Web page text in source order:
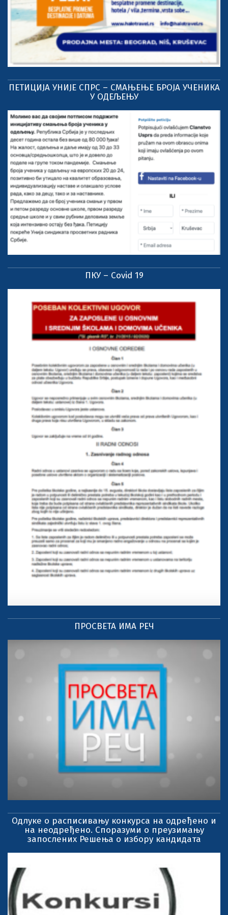
ПЕТИЦИЈА УНИЈЕ СПРС – СМАЊЕЊЕ БРОЈА УЧЕНИКА
У ОДЕЉЕЊУ
ПКУ – Covid 19
ПРОСВЕТА ИМА РЕЧ
Одлуке о расписивању конкурса на одређено и
на неодређено. Споразуми о преузимању
запослених Решења о избору кандидата